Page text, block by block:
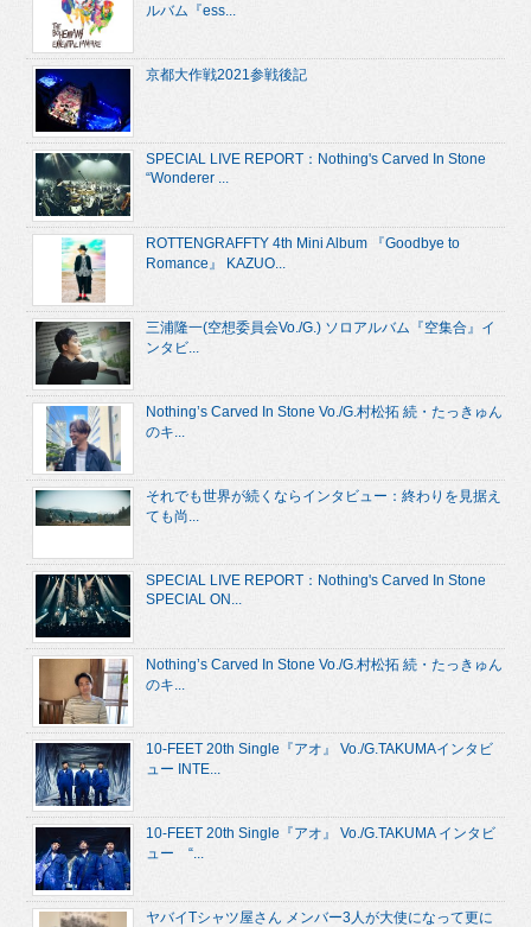
ルバム『ess...
京都大作戦2021参戦後記
SPECIAL LIVE REPORT：Nothing's Carved In Stone
“Wonderer ...
ROTTENGRAFFTY 4th Mini Album 『Goodbye to
Romance』 KAZUO...
三浦隆一(空想委員会Vo./G.) ソロアルバム『空集合』イ
ンタビ...
Nothing’s Carved In Stone Vo./G.村松拓 続・たっきゅん
のキ...
それでも世界が続くならインタビュー：終わりを見据え
ても尚...
SPECIAL LIVE REPORT：Nothing's Carved In Stone
SPECIAL ON...
Nothing’s Carved In Stone Vo./G.村松拓 続・たっきゅん
のキ...
10-FEET 20th Single『アオ』 Vo./G.TAKUMAインタビ
ュー INTE...
10-FEET 20th Single『アオ』 Vo./G.TAKUMA インタビ
ュー “...
ヤバイTシャツ屋さん メンバー3人が大使になって更に